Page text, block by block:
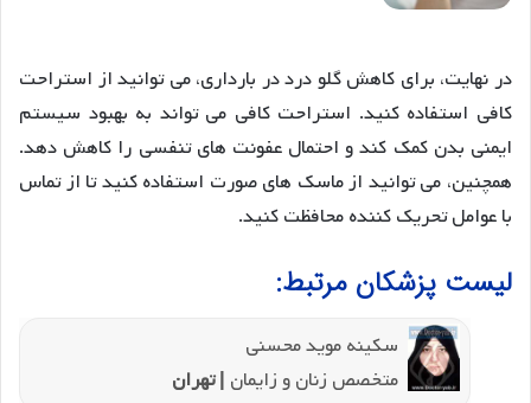
در نهایت، برای کاهش گلو درد در بارداری، می توانید از استراحت
کافی استفاده کنید. استراحت کافی می تواند به بهبود سیستم
ایمنی بدن کمک کند و احتمال عفونت های تنفسی را کاهش دهد.
همچنین، می توانید از ماسک های صورت استفاده کنید تا از تماس
با عوامل تحریک کننده محافظت کنید.
لیست پزشکان مرتبط:
سکینه موید محسنی
متخصص زنان و زایمان | تهران